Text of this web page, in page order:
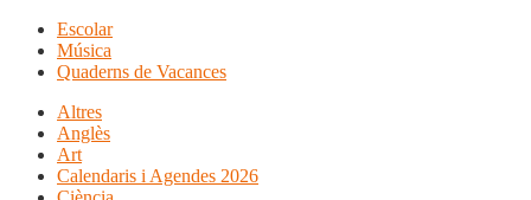
Escolar
Música
Quaderns de Vacances
Altres
Anglès
Art
Calendaris i Agendes 2026